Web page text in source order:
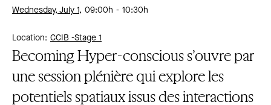
Wednesday, July 1, 09:00h 10:30h
Location: CCIB -Stage 1
Becoming Hyper-conscious s’ouvre par
une session plénière qui explore les
potentiels spatiaux issus des interactions